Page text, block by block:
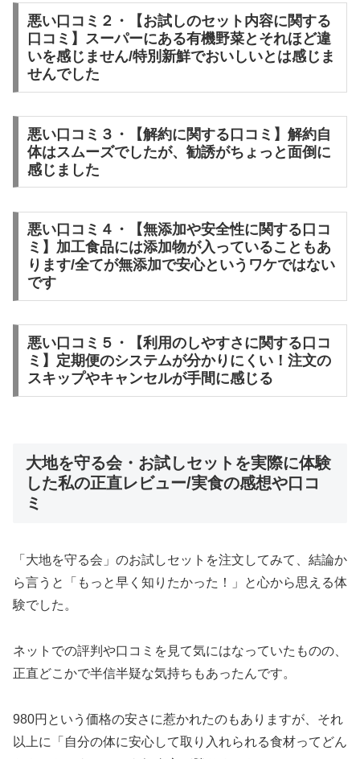
悪い口コミ２・【お試しのセット内容に関する
口コミ】スーパーにある有機野菜とそれほど違
いを感じません/特別新鮮でおいしいとは感じま
せんでした
悪い口コミ３・【解約に関する口コミ】解約自
体はスムーズでしたが、勧誘がちょっと面倒に
感じました
悪い口コミ４・【無添加や安全性に関する口コ
ミ】加工食品には添加物が入っていることもあ
ります/全てが無添加で安心というワケではない
です
悪い口コミ５・【利用のしやすさに関する口コ
ミ】定期便のシステムが分かりにくい！注文の
スキップやキャンセルが手間に感じる
大地を守る会・お試しセットを実際に体験
した私の正直レビュー/実食の感想や口コ
ミ
「大地を守る会」のお試しセットを注文してみて、結論か
ら言うと「もっと早く知りたかった！」と心から思える体
験でした。
ネットでの評判や口コミを見て気にはなっていたものの、
正直どこかで半信半疑な気持ちもあったんです。
980円という価格の安さに惹かれたのもありますが、それ
以上に「自分の体に安心して取り入れられる食材ってどん